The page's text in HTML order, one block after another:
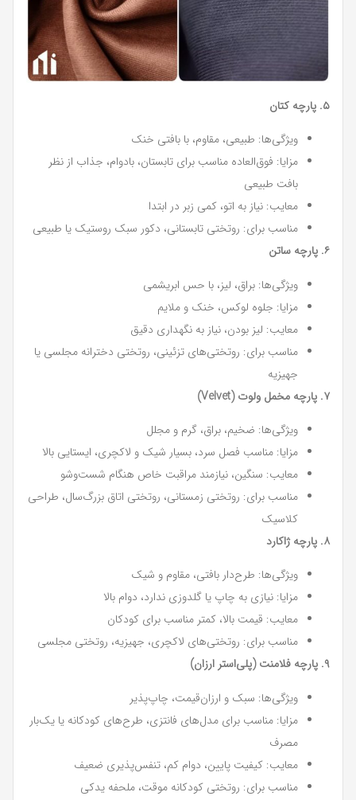
۵. پارچه کتان
ویژگی‌ها: طبیعی، مقاوم، با بافتی خنک
مزایا: فوق‌العاده مناسب برای تابستان، بادوام، جذاب از نظر
بافت طبیعی
معایب: نیاز به اتو، کمی زبر در ابتدا
مناسب برای: روتختی تابستانی، دکور سبک روستیک یا طبیعی
۶. پارچه ساتن
ویژگی‌ها: براق، لیز، با حس ابریشمی
مزایا: جلوه لوکس، خنک و ملایم
معایب: لیز بودن، نیاز به نگهداری دقیق
مناسب برای: روتختی‌های تزئینی، روتختی دخترانه مجلسی یا
جهیزیه
۷. پارچه مخمل ولوت (Velvet)
ویژگی‌ها: ضخیم، براق، گرم و مجلل
مزایا: مناسب فصل سرد، بسیار شیک و لاکچری، ایستایی بالا
معایب: سنگین، نیازمند مراقبت خاص هنگام شست‌وشو
مناسب برای: روتختی زمستانی، روتختی اتاق بزرگ‌سال، طراحی
کلاسیک
۸. پارچه ژاکارد
ویژگی‌ها: طرح‌دار بافتی، مقاوم و شیک
مزایا: نیازی به چاپ یا گلدوزی ندارد، دوام بالا
معایب: قیمت بالا، کمتر مناسب برای کودکان
مناسب برای: روتختی‌های لاکچری، جهیزیه، روتختی مجلسی
۹. پارچه فلامنت (پلی‌استر ارزان)
ویژگی‌ها: سبک و ارزان‌قیمت، چاپ‌پذیر
مزایا: مناسب برای مدل‌های فانتزی، طرح‌های کودکانه یا یک‌بار
مصرف
معایب: کیفیت پایین، دوام کم، تنفس‌پذیری ضعیف
مناسب برای: روتختی کودکانه موقت، ملحفه یدکی